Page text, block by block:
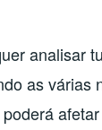
analisar
as várias